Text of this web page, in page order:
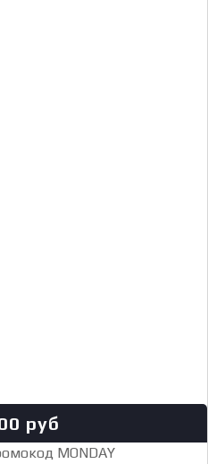
руб
MONDAY